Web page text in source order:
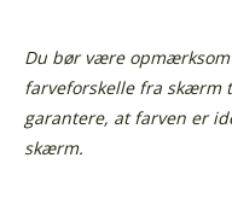
Du bør være
farveforskelle fra skærm
garantere, at farven er
skærm.